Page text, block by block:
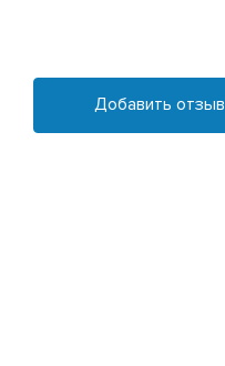
Добавить отзыв